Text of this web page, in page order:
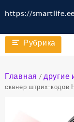
https://smartlife.ee
Рубрика
Главная / другие
сканер штрих-кодов